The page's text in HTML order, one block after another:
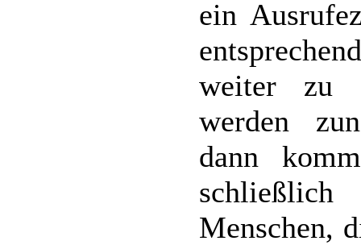
ein
weiter zu
werden
dann
Menschen,